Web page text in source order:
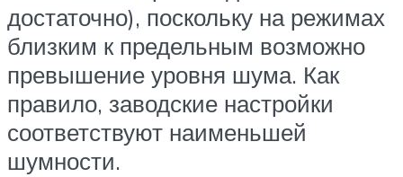
достаточно), поскольку на режимах
близким к предельным возможно
превышение уровня шума. Как
правило, заводские настройки
соответствуют наименьшей
шумности.